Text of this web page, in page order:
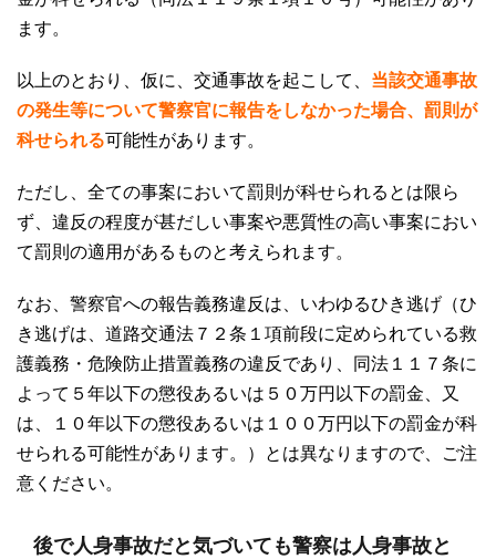
ます。
以上のとおり、仮に、交通事故を起こして、 当該交通事故
の発生等について警察官に報告をしなかった場合、罰則が
科せられる可能性があります。
ただし、全ての事案において罰則が科せられるとは限ら
ず、違反の程度が甚だしい事案や悪質性の高い事案におい
て罰則の適用があるものと考えられます。
なお、警察官への報告義務違反は、いわゆるひき逃げ（ひ
き逃げは、道路交通法７２条１項前段に定められている救
護義務・危険防止措置義務の違反であり、同法１１７条に
よって５年以下の懲役あるいは５０万円以下の罰金、又
は、１０年以下の懲役あるいは１００万円以下の罰金が科
せられる可能性があります。）とは異なりますので、ご注
意ください。
後で人身事故だと気づいても警察は人身事故と